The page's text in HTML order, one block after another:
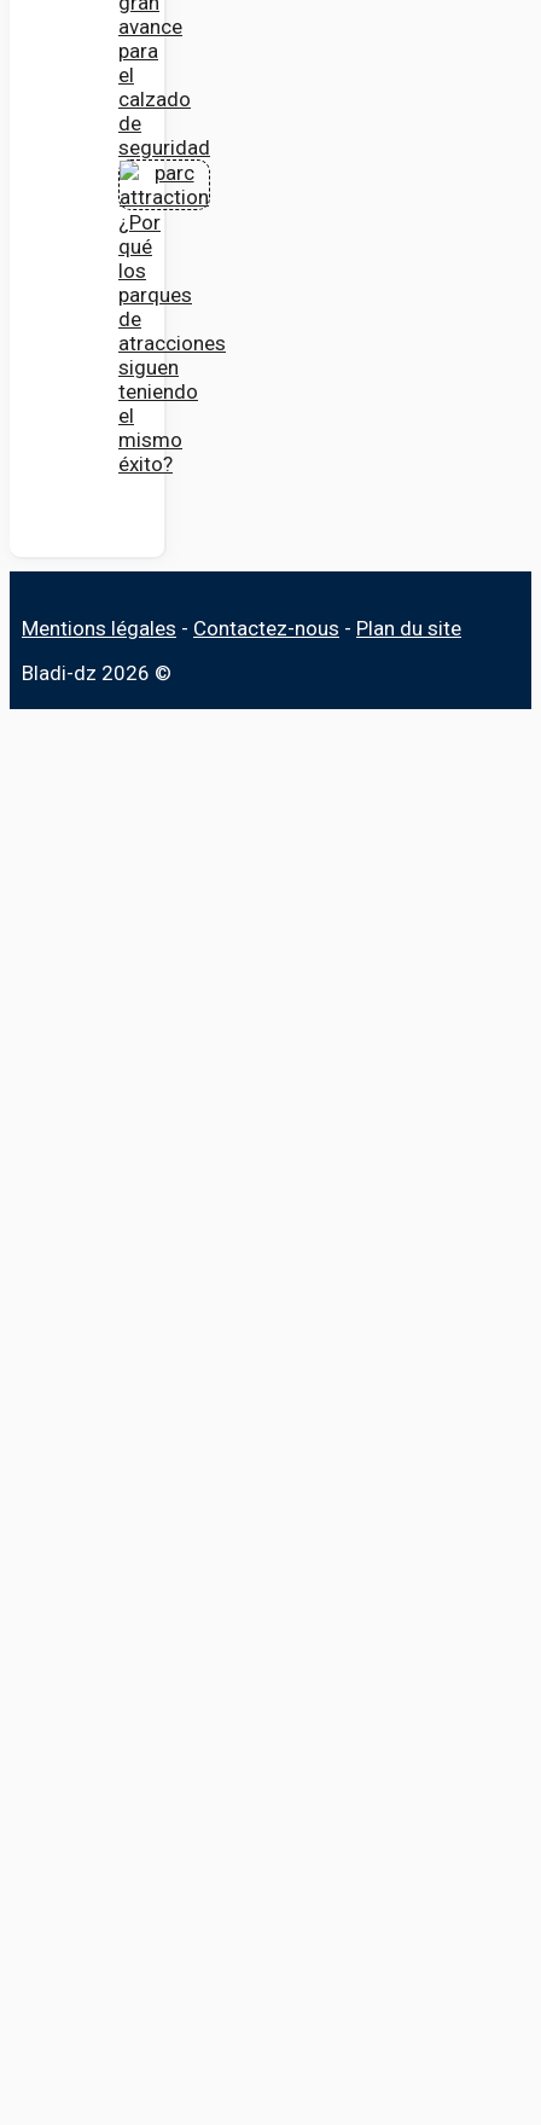
avance
para
el
calzado
de
seguridad
¿Por
qué
los
parques
de
atracciones
siguen
teniendo
el
mismo
éxito?
Mentions légales - Contactez-nous - Plan du site
Bladi-dz 2026 ©